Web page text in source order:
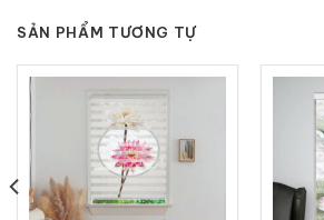
SẢN PHẨM TƯƠNG TỰ